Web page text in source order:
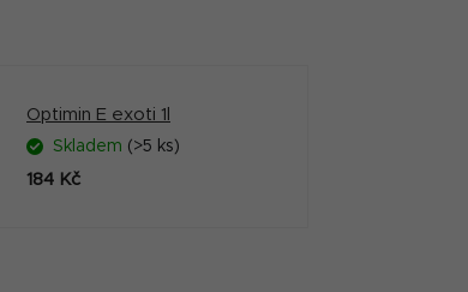
Optimin E exoti 1l
Skladem (>5 ks)
184 Kč